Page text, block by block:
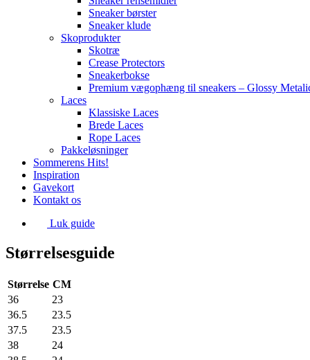
Sneaker børster
Sneaker klude
Skoprodukter
Skotræ
Crease Protectors
Sneakerbokse
Premium vægophæng til sneakers – Glossy
Laces
Klassiske Laces
Brede Laces
Rope Laces
Pakkeløsninger
Sommerens Hits!
Inspiration
Gavekort
Kontakt os
Luk guide
Størrelsesguide
Størrelse CM
36
23
36.5
23.5
37.5
23.5
38
24